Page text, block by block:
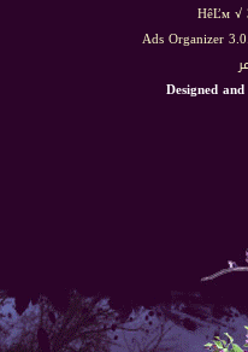
HêĽм √
Ads Organizer
Designed